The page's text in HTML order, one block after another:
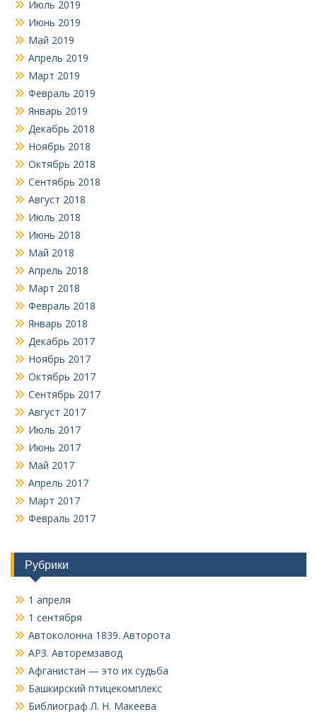
Июль 2019
Июнь 2019
Май 2019
Апрель 2019
Март 2019
Февраль 2019
Январь 2019
Декабрь 2018
Ноябрь 2018
Октябрь 2018
Сентябрь 2018
Август 2018
Июль 2018
Июнь 2018
Май 2018
Апрель 2018
Март 2018
Февраль 2018
Январь 2018
Декабрь 2017
Ноябрь 2017
Октябрь 2017
Сентябрь 2017
Август 2017
Июль 2017
Июнь 2017
Май 2017
Апрель 2017
Март 2017
Февраль 2017
Рубрики
1 апреля
1 сентября
Автоколонна 1839. Авторота
АРЗ. Авторемзавод
Афганистан — это их судьба
Башкирский птицекомплекс
Библиограф Л. Н. Макеева